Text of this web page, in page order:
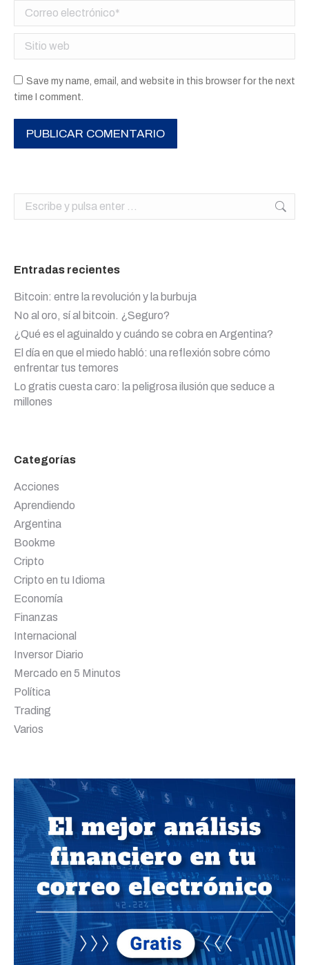
Correo electrónico *
Sitio web
Save my name, email, and website in this browser for the next
time I comment.
PUBLICAR COMENTARIO
Buscar:
Entradas recientes
Bitcoin: entre la revolución y la burbuja
No al oro, sí al bitcoin. ¿Seguro?
¿Qué es el aguinaldo y cuándo se cobra en Argentina?
El día en que el miedo habló: una reflexión sobre cómo
enfrentar tus temores
Lo gratis cuesta caro: la peligrosa ilusión que seduce a
millones
Categorías
Acciones
Aprendiendo
Argentina
Bookme
Cripto
Cripto en tu Idioma
Economía
Finanzas
Internacional
Inversor Diario
Mercado en 5 Minutos
Política
Trading
Varios